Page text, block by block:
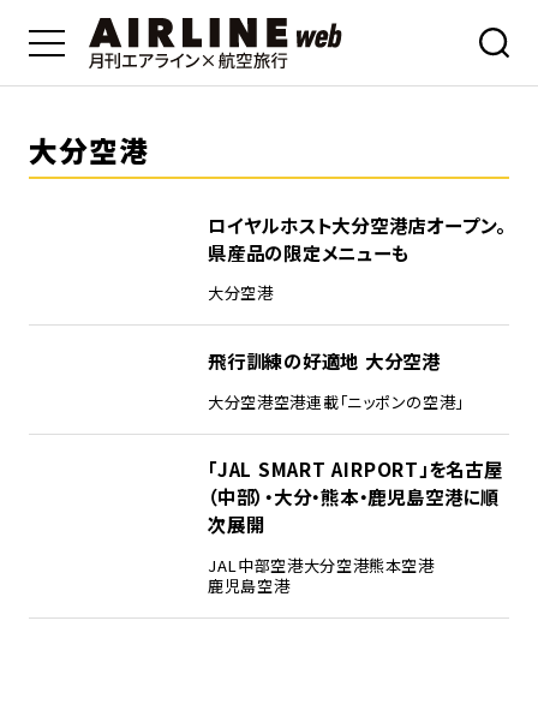
大分空港
ロイヤルホスト大分空港店オープン。
県産品の限定メニューも
大分空港
飛行訓練の好適地 大分空港
大分空港空港連載「ニッポンの空港」
「JAL SMART AIRPORT」を名古屋
（中部）・大分・熊本・鹿児島空港に順
次展開
JAL中部空港大分空港熊本空港
鹿児島空港